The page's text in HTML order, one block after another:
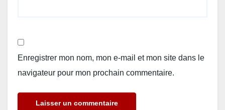
Enregistrer mon nom, mon e-mail et mon site dans le
navigateur pour mon prochain commentaire.